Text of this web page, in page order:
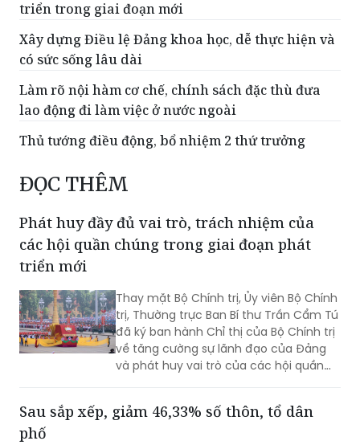
Làm rõ nội hàm cơ chế, chính sách đặc thù đưa
lao động đi làm việc ở nước ngoài
Thủ tướng điều động, bổ nhiệm 2 thứ trưởng
ĐỌC THÊM
các hội quần chúng trong giai đoạn phát
Thay mặt Bộ Chính trị, Ủy viên Bộ Chính
về tăng cường sự lãnh đạo của Đảng
và phát huy vai trò của các hội quần
chúng trong giai đoạn phát triển mới
(Chỉ thị số 11-CT/TW)
Sau sắp xếp, giảm 46,33% số thôn, tổ dân
Chiều 3/8, Bộ trưởng, Chủ nhiệm Văn